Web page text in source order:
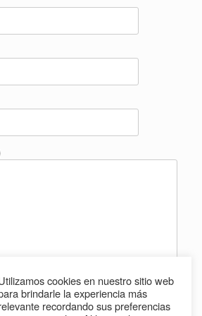
cookies en nuestro sitio web
brindarle la experiencia más
recordando sus preferencias